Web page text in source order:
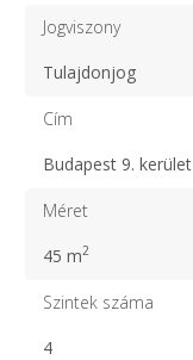
Jogviszony
Tulajdonjog
Cím
Budapest 9. kerület
Méret
45 m2
Szintek száma
4